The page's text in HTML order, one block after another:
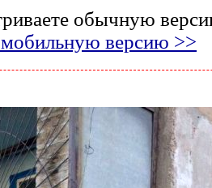
обычную
версию >>